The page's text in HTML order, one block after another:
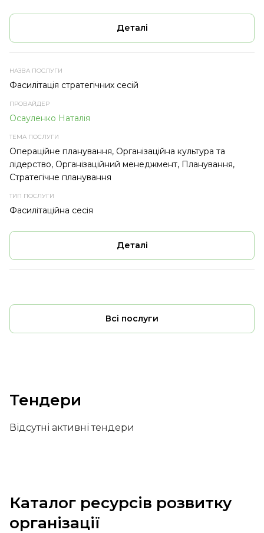
Деталі
Фасилітація стратегічних сесій
Осауленко Наталія
Операційне планування, Організаційна культура та
лідерство, Організаційний менеджмент, Планування,
Стратегічне планування
Фасилітаційна сесія
Деталі
Всі послуги
Тендери
Відсутні активні тендери
Каталог ресурсів розвитку
організації